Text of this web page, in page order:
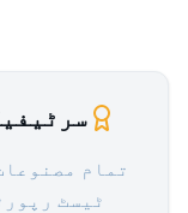
تمام
ٹیسٹ